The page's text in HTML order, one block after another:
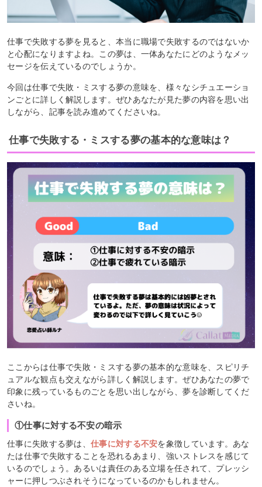
仕事で失敗する夢を見ると、本当に職場で失敗するのではないか
と心配になりますよね。この夢は、一体あなたにどのようなメッ
セージを伝えているのでしょうか。
今回は仕事で失敗・ミスする夢の意味を、様々なシチュエーショ
ンごとに詳しく解説します。ぜひあなたが見た夢の内容を思い出
しながら、記事を読み進めてくださいね。
仕事で失敗する・ミスする夢の基本的な意味は？
ここからは仕事で失敗・ミスする夢の基本的な意味を、スピリチ
ュアルな観点も交えながら詳しく解説します。ぜひあなたの夢で
印象に残っているものごとを思い出しながら、夢を診断してくだ
さいね。
①仕事に対する不安の暗示
仕事に失敗する夢は、 仕事に対する不安を象徴しています。あな
たは仕事で失敗することを恐れるあまり、強いストレスを感じて
いるのでしょう。あるいは責任のある立場を任されて、プレッシ
ャーに押しつぶされそうになっているのかもしれません。